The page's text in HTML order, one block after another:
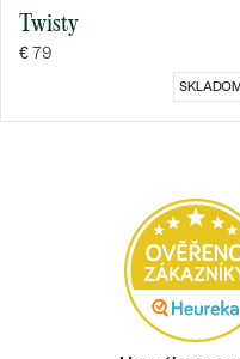
Twisty
€ 79